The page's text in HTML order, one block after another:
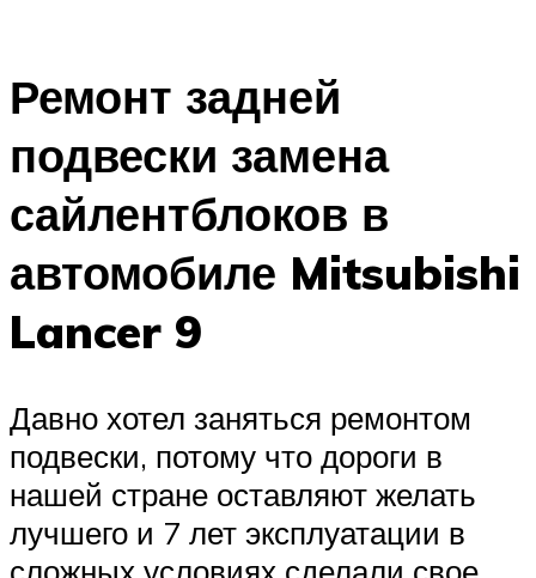
Ремонт задней
подвески замена
сайлентблоков в
автомобиле Mitsubishi
Lancer 9
Давно хотел заняться ремонтом
подвески, потому что дороги в
нашей стране оставляют желать
лучшего и 7 лет эксплуатации в
сложных условиях сделали свое